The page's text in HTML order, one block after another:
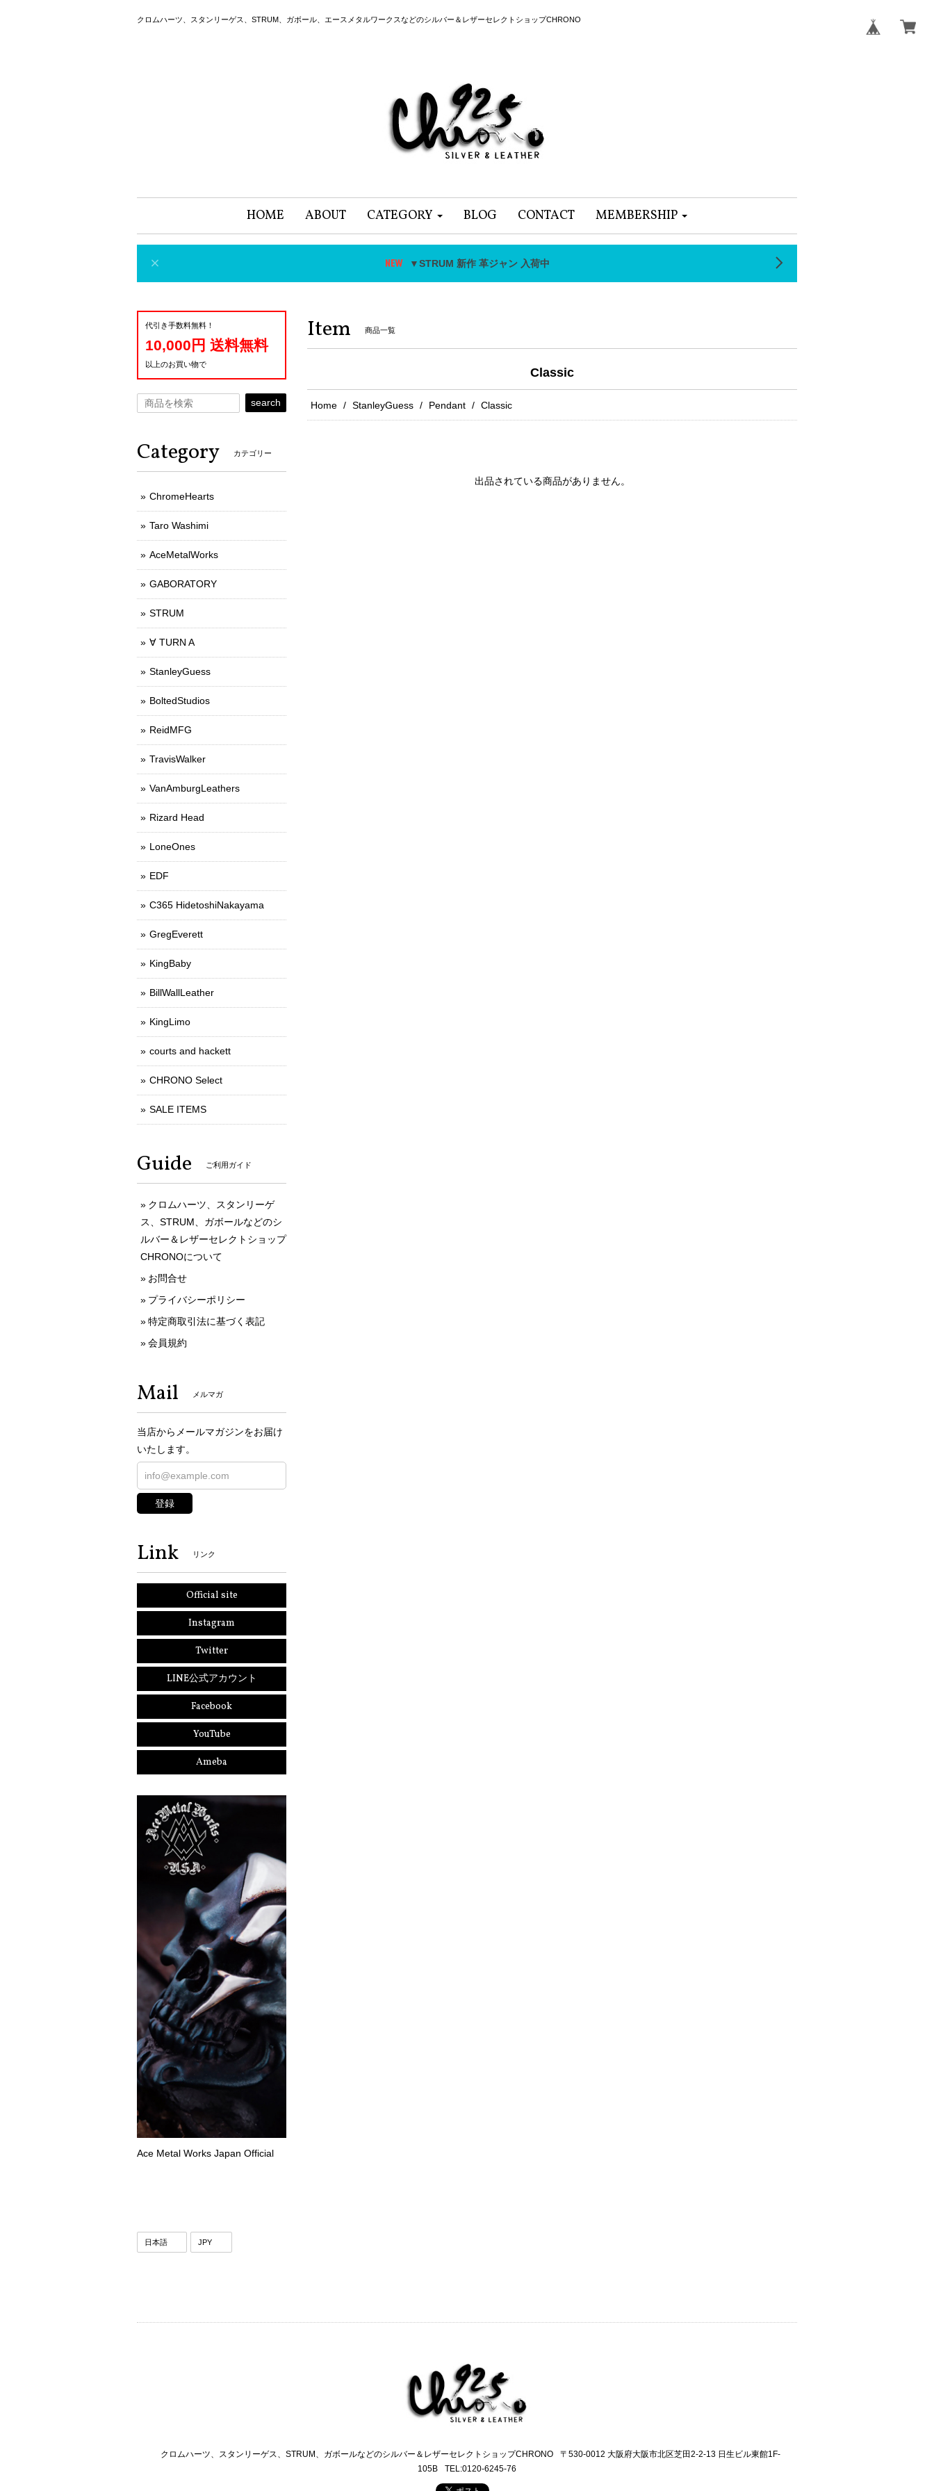
クロムハーツ、スタンリーゲス、STRUM、ガボール、エースメタルワークスなどのシルバー＆レザーセレクトショップCHRONO
HOME ABOUT CATEGORY BLOG CONTACT MEMBERSHIP
▼STRUM 新作 革ジャン 入荷中
Item 商品一覧
Classic
Home StanleyGuess Pendant Classic
出品されている商品がありません。
代引き手数料無料！
10,000円 送料無料
以上のお買い物で
search
Category カテゴリー
ChromeHearts
Taro Washimi
AceMetalWorks
GABORATORY
STRUM
∀ TURN A
StanleyGuess
BoltedStudios
ReidMFG
TravisWalker
VanAmburgLeathers
Rizard Head
LoneOnes
EDF
C365 HidetoshiNakayama
GregEverett
KingBaby
BillWallLeather
KingLimo
courts and hackett
CHRONO Select
SALE ITEMS
Guide ご利用ガイド
クロムハーツ、スタンリーゲ
ス、STRUM、ガボールなどのシ
ルバー＆レザーセレクトショップ
CHRONOについて
お問合せ
プライバシーポリシー
特定商取引法に基づく表記
会員規約
Mail メルマガ
当店からメールマガジンをお届け
いたします。
登録
Link リンク
Official site
Instagram
Twitter
LINE公式アカウント
Facebook
YouTube
Ameba
Ace Metal Works Japan Official
クロムハーツ、スタンリーゲス、STRUM、ガボールなどのシルバー＆レザーセレクトショップCHRONO
〒530-0012 大阪府大阪市北区芝田2-2-13 日生ビル東館1F-
105B
TEL:0120-6245-76